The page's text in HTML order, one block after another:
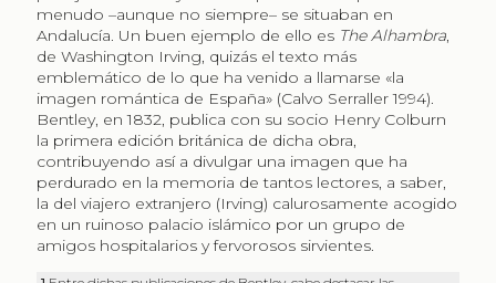
menudo –aunque no siempre– se situaban en
Andalucía. Un buen ejemplo de ello es The Alhambra,
de Washington Irving, quizás el texto más
emblemático de lo que ha venido a llamarse «la
imagen romántica de España» (Calvo Serraller 1994).
Bentley, en 1832, publica con su socio Henry Colburn
la primera edición británica de dicha obra,
contribuyendo así a divulgar una imagen que ha
perdurado en la memoria de tantos lectores, a saber,
la del viajero extranjero (Irving) calurosamente acogido
en un ruinoso palacio islámico por un grupo de
amigos hospitalarios y fervorosos sirvientes.